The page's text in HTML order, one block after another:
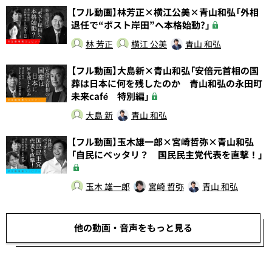
【フル動画】林芳正×横江公美×青山和弘「外相
退任で“ポスト岸田”へ本格始動?」
林 芳正 横江 公美 青山 和弘
【フル動画】大島新×青山和弘「安倍元首相の国
葬は日本に何を残したのか 青山和弘の永田町
未来café 特別編」
大島 新 青山 和弘
【フル動画】玉木雄一郎×宮崎哲弥×青山和弘
「自民にベッタリ？ 国民民主党代表を直撃！」
玉木 雄一郎 宮崎 哲弥 青山 和弘
他の動画・音声をもっと見る